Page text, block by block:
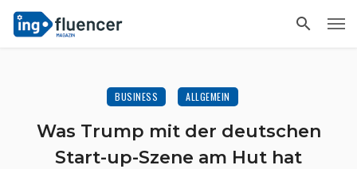
BUSINESS ALLGEMEIN
Was Trump mit der deutschen
Start-up-Szene am Hut hat